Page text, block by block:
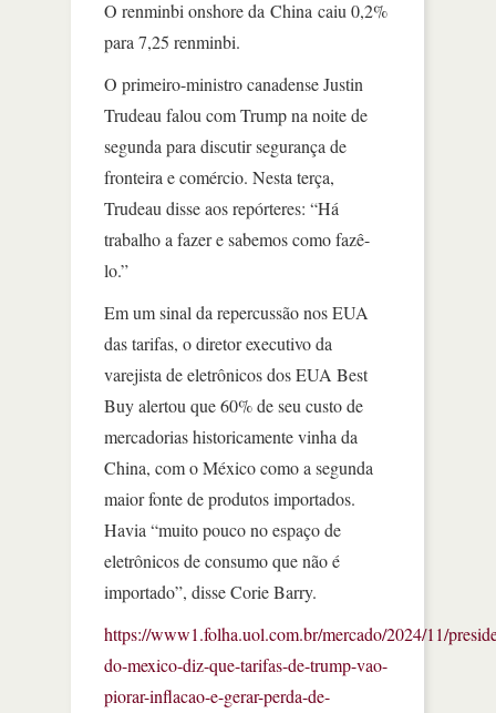
O renminbi onshore da China caiu 0,2%
para 7,25 renminbi.
O primeiro-ministro canadense Justin
Trudeau falou com Trump na noite de
segunda para discutir segurança de
fronteira e comércio. Nesta terça,
Trudeau disse aos repórteres: “Há
trabalho a fazer e sabemos como fazê-
lo.”
Em um sinal da repercussão nos EUA
das tarifas, o diretor executivo da
varejista de eletrônicos dos EUA Best
Buy alertou que 60% de seu custo de
mercadorias historicamente vinha da
China, com o México como a segunda
maior fonte de produtos importados.
Havia “muito pouco no espaço de
eletrônicos de consumo que não é
importado”, disse Corie Barry.
https://www1.folha.uol.com.br/mercado/2024/11/
do-mexico-diz-que-tarifas-de-trump-vao-
piorar-inflacao-e-gerar-perda-de-